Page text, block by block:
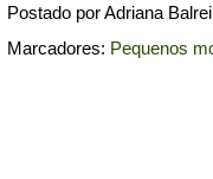
Postado porAdriana
Marcadores: Pequenos